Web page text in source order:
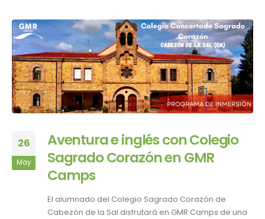
26
May
Aventura e inglés con Colegio
Sagrado Corazón en GMR
Camps
El alumnado del Colegio Sagrado Corazón de
Cabezón de la Sal disfrutará en GMR Camps de una